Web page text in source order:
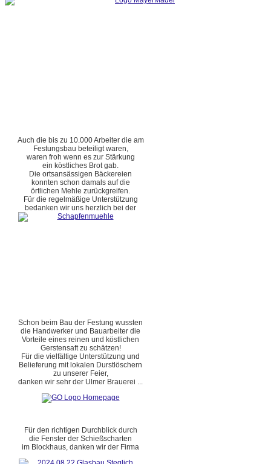
Auch die bis zu 10.000 Arbeiter die am
Festungsbau beteiligt waren,
waren froh wenn es zur Stärkung
ein köstliches Brot gab.
Die ortsansässigen Bäckereien
konnten schon damals auf die
örtlichen Mehle zurückgreifen.
Für die regelmäßige Unterstützung
bedanken wir uns herzlich bei der
Schon beim Bau der Festung wussten
die Handwerker und Bauarbeiter die
Vorteile eines reinen und köstlichen
Gerstensaft zu schätzen!
Für die vielfältige Unterstützung und
Belieferung mit lokalen Durstlöschern
zu unserer Feier,
danken wir sehr der Ulmer Brauerei ...
Für den richtigen Durchblick durch
die Fenster der Schießscharten
im Blockhaus, danken wir der Firma